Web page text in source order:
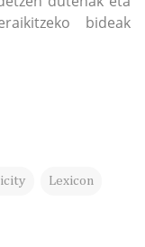
bideak
Lexicon